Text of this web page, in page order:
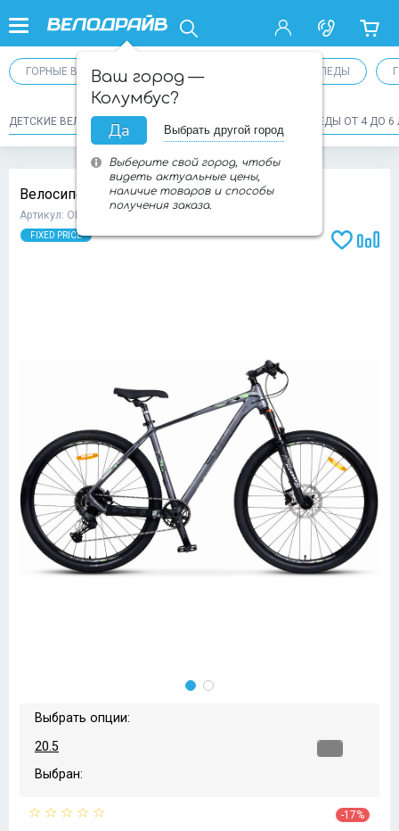
Ваш город —
Колумбус?
Да Выбрать другой город
Выберите свой город, чтобы
видеть актуальные цены,
наличие товаров и способы
получения заказа.
ГОРНЫЕ ВЕЛОСИПЕДЫ ПОДРОСТКОВЫЕ ВЕЛОСИПЕДЫ
ДЕТСКИЕ ВЕЛОСИПЕДЫ ОТ 6 ДО 9 ЛЕТ ДЕТСКИЕ ВЕЛОСИПЕДЫ ОТ 4 ДО 6
Велосипед STELS Navigator 970 D 29 2025
Артикул: ОП-00009533
FIXED PRICE
Выбрать опции:
20.5
Выбран:
-17%